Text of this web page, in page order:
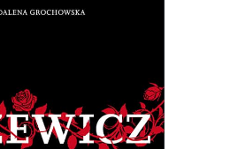
REKONSTRUKCJA
(tom 1)